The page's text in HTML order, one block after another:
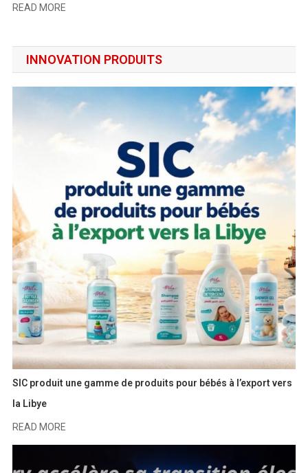
READ MORE
INNOVATION PRODUITS
SIC produit une gamme de produits pour bébés à l’export vers
la Libye
READ MORE